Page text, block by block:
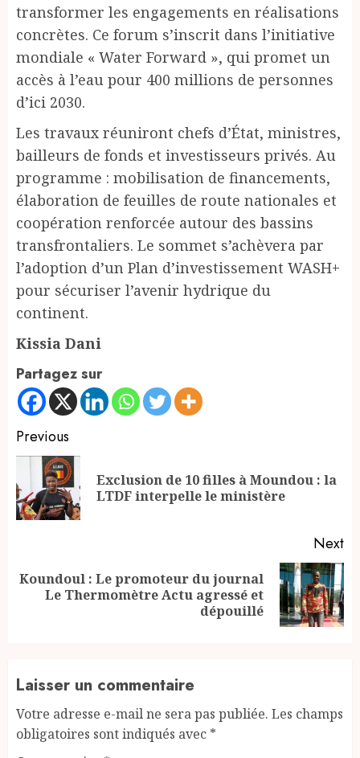
transformer les engagements en réalisations
concrètes. Ce forum s’inscrit dans l’initiative
mondiale « Water Forward », qui promet un
accès à l’eau pour 400 millions de personnes
d’ici 2030.
Les travaux réuniront chefs d’État, ministres,
bailleurs de fonds et investisseurs privés. Au
programme : mobilisation de financements,
élaboration de feuilles de route nationales et
coopération renforcée autour des bassins
transfrontaliers. Le sommet s’achèvera par
l’adoption d’un Plan d’investissement WASH+
pour sécuriser l’avenir hydrique du
continent.
Kissia Dani
Partagez sur
Continue
Reading
Previous
Exclusion de 10 filles à Moundou : la
LTDF interpelle le ministère
Next
Next
Koundoul : Le promoteur du journal
Le Thermomètre Actu agressé et
dépouillé
Laisser un commentaire
Votre adresse e-mail ne sera pas publiée. Les champs
obligatoires sont indiqués avec *